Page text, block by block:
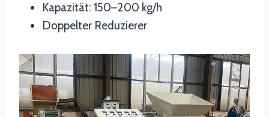
Kapazität: 150–200 kg/h
Doppelter Reduzierer